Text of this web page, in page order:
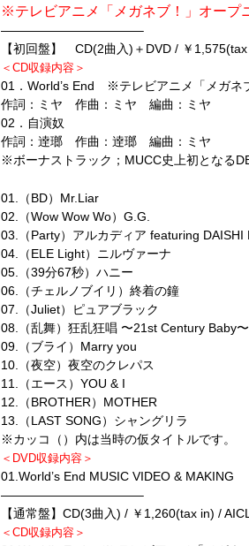
※テレビアニメ「メガネブ！」オープ
———————————–
【初回盤】
CD(2曲入)＋DVD / ￥
＜CD収録内容＞
01．World’s End ※テレビアニメ「メガネ
作詞：ミヤ 作曲：ミヤ 編曲：ミヤ
02．自演奴
作詞：逹瑯 作曲：逹瑯 編曲：ミヤ
※ボーナストラック；MUCC史上初となる
01.（BD）Mr.Liar
02.（Wow Wow Wo）G.G.
03.（Party）アルカディア featuring DAISHI
04.（ELE Light）ニルヴァーナ
05.（39分67秒）ハニー
06.（チェルノブイリ）終着の鐘
07.（Juliet）ピュアブラック
08.（乱舞）狂乱狂唱 〜21st Century Baby〜
09.（ブライ）Marry you
10.（夜空）夜空のクレパス
11.（エース）YOU & I
12.（BROTHER）MOTHER
13.（LAST SONG）シャングリラ
※カッコ（）内は当時の仮タイトルです。
＜DVD収録内容＞
01.World’s End MUSIC VIDEO & MAKING
———————————–
【通常盤】 CD(3曲入) / ￥1,260(tax in) /
＜CD収録内容＞